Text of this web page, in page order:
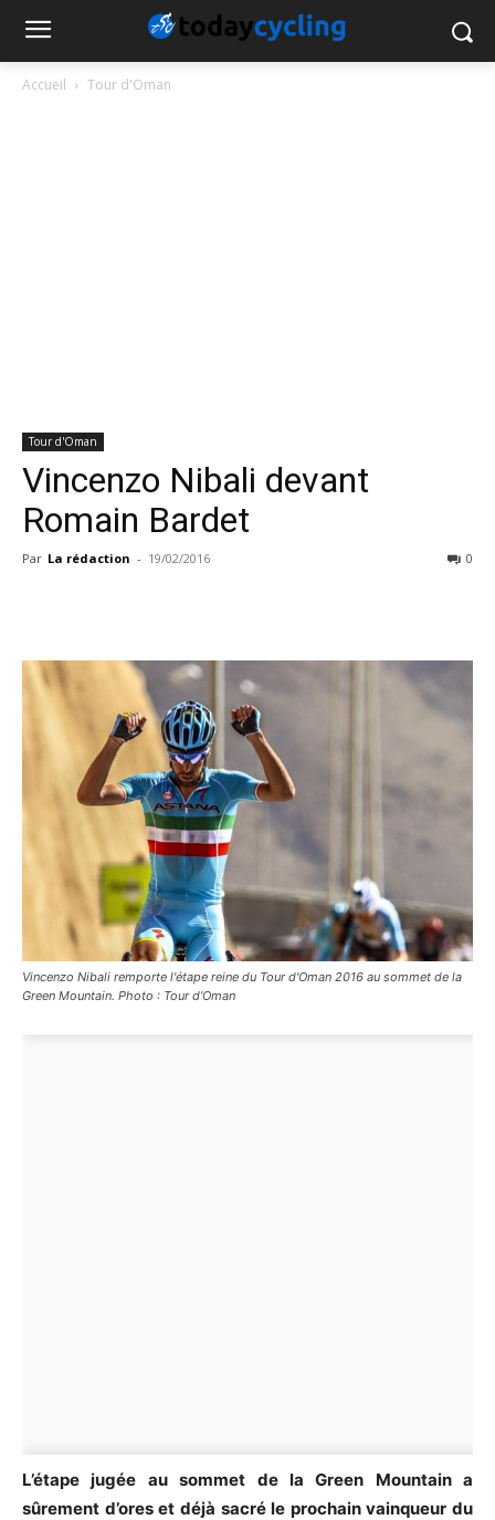
Accueil Tour d'Oman
Tour d'Oman
Vincenzo Nibali devant
Romain Bardet
Par La rédaction - 19/02/2016 0
Vincenzo Nibali remporte l'étape reine du Tour d'Oman 2016 au sommet de la
Green Mountain. Photo : Tour d'Oman
L’étape jugée au sommet de la Green Mountain a
sûrement d’ores et déjà sacré le prochain vainqueur du